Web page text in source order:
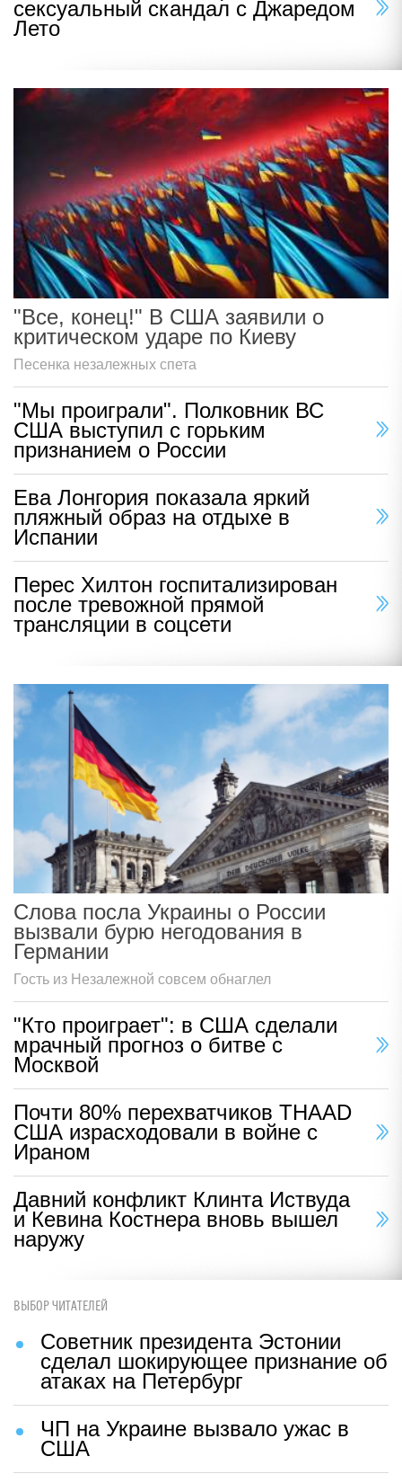
сексуальный скандал с Джаредом
Лето
"Все, конец!" В США заявили о
критическом ударе по Киеву
Песенка незалежных спета
"Мы проиграли". Полковник ВС
США выступил с горьким
признанием о России
Ева Лонгория показала яркий
пляжный образ на отдыхе в
Испании
Перес Хилтон госпитализирован
после тревожной прямой
трансляции в соцсети
Слова посла Украины о России
вызвали бурю негодования в
Германии
Гость из Незалежной совсем обнаглел
"Кто проиграет": в США сделали
мрачный прогноз о битве с
Москвой
Почти 80% перехватчиков THAAD
США израсходовали в войне с
Ираном
Давний конфликт Клинта Иствуда
и Кевина Костнера вновь вышел
наружу
ВЫБОР ЧИТАТЕЛЕЙ
Советник президента Эстонии
сделал шокирующее признание об
атаках на Петербург
ЧП на Украине вызвало ужас в
США